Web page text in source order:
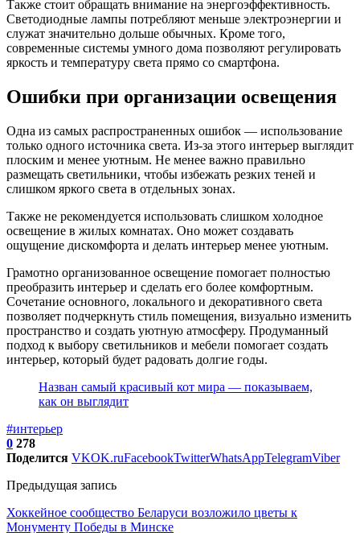
Также стоит обращать внимание на энергоэффективность.
Светодиодные лампы потребляют меньше электроэнергии и
служат значительно дольше обычных. Кроме того,
современные системы умного дома позволяют регулировать
яркость и температуру света прямо со смартфона.
Ошибки при организации освещения
Одна из самых распространенных ошибок — использование
только одного источника света. Из-за этого интерьер выглядит
плоским и менее уютным. Не менее важно правильно
размещать светильники, чтобы избежать резких теней и
слишком яркого света в отдельных зонах.
Также не рекомендуется использовать слишком холодное
освещение в жилых комнатах. Оно может создавать
ощущение дискомфорта и делать интерьер менее уютным.
Грамотно организованное освещение помогает полностью
преобразить интерьер и сделать его более комфортным.
Сочетание основного, локального и декоративного света
позволяет подчеркнуть стиль помещения, визуально изменить
пространство и создать уютную атмосферу. Продуманный
подход к выбору светильников и мебели помогает создать
интерьер, который будет радовать долгие годы.
Назван самый красивый кот мира — показываем,
как он выглядит
#интерьер
0 278
Поделится VKOK.ruFacebookTwitterWhatsAppTelegramViber
Предыдущая запись
Хоккейное сообщество Беларуси возложило цветы к
Монументу Победы в Минске